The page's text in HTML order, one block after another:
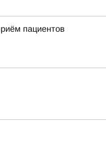
пациентов